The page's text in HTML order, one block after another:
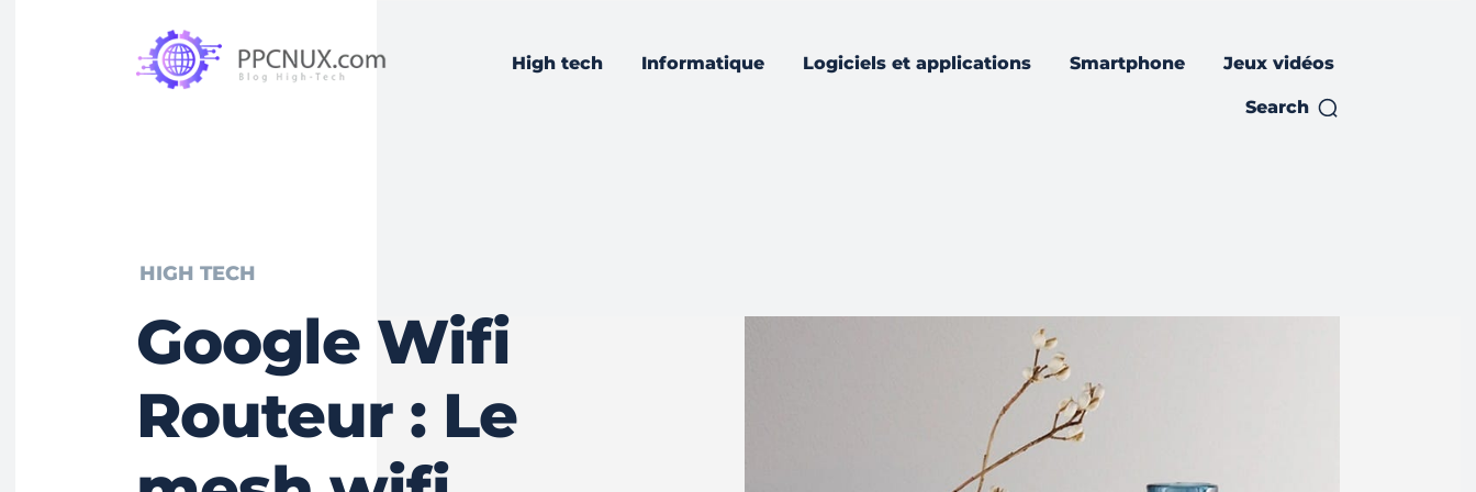
High tech Informatique Logiciels et applications Smartphone Jeux vidéos
Search
HIGH TECH
Google Wifi
Routeur : Le